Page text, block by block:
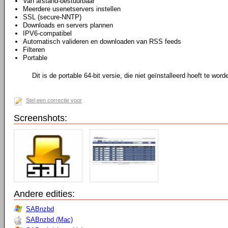
Meerdere usenetservers instellen
SSL (secure-NNTP)
Downloads en servers plannen
IPV6-compatibel
Automatisch valideren en downloaden van RSS feeds
Filteren
Portable
Dit is de portable 64-bit versie, die niet geïnstalleerd hoeft te
Stel een correctie voor
Screenshots:
Andere edities:
SABnzbd
SABnzbd (Mac)